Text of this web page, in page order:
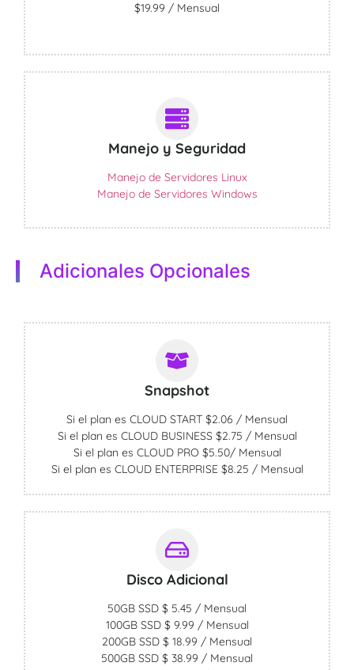
$19.99 / Mensual
Manejo y Seguridad
Manejo de Servidores Linux
Manejo de Servidores Windows
Adicionales Opcionales
Snapshot
Si el plan es CLOUD START $2.06 / Mensual
Si el plan es CLOUD BUSINESS $2.75 / Mensual
Si el plan es CLOUD PRO $5.50/ Mensual
Si el plan es CLOUD ENTERPRISE $8.25 / Mensual
Disco Adicional
50GB SSD $ 5.45 / Mensual
100GB SSD $ 9.99 / Mensual
200GB SSD $ 18.99 / Mensual
500GB SSD $ 38.99 / Mensual